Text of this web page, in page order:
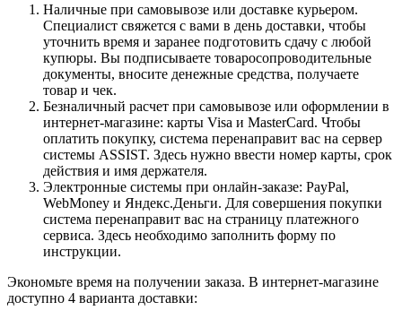
Наличные при самовывозе или доставке курьером.
Специалист свяжется с вами в день доставки, чтобы
уточнить время и заранее подготовить сдачу с любой
купюры. Вы подписываете товаросопроводительные
документы, вносите денежные средства, получаете
товар и чек.
Безналичный расчет при самовывозе или оформлении в
интернет-магазине: карты Visa и MasterCard. Чтобы
оплатить покупку, система перенаправит вас на сервер
системы ASSIST. Здесь нужно ввести номер карты, срок
действия и имя держателя.
Электронные системы при онлайн-заказе: PayPal,
WebMoney и Яндекс.Деньги. Для совершения покупки
система перенаправит вас на страницу платежного
сервиса. Здесь необходимо заполнить форму по
инструкции.
Экономьте время на получении заказа. В интернет-магазине
доступно 4 варианта доставки: